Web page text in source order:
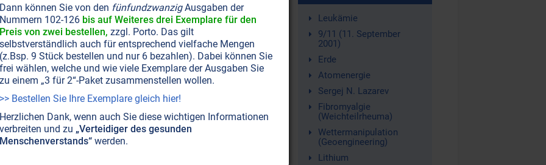
Leukämie
9/11 (11. September
2001)
Erde
Atomenergie
Sergej N. Lazarev
Fibromyalgie
(Weichteilrheuma)
Wettermanipulation
(Geoengineering)
Lithium
können Sie von den fünfundzwanzigAusgaben der
102-126 bis auf Weiteres drei Exemplare für den
von zwei bestellen, zzgl. Porto. Das gilt
auch für entsprechend vielfache Mengen
9 Stück bestellen und nur 6 bezahlen). Dabei können Sie
wählen, welche und wie viele Exemplare der Ausgaben Sie
einem „3 für 2“-Paket zusammenstellen wollen.
Bestellen Sie Ihre Exemplare gleich hier!
Dank, wenn auch Sie diese wichtigen Informationen
und zu „Verteidiger des gesunden
werden.